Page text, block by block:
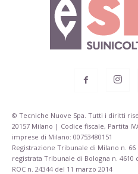
© Tecniche Nuove Spa. Tutti i diritti
20157 Milano | Codice fiscale, Partita
imprese di Milano: 00753480151
Registrazione Tribunale di Milano n.
registrata Tribunale di Bologna n. 4610
ROC n. 24344 del 11 marzo 2014